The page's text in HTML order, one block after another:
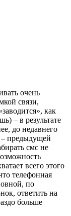
очень
связи,
как
– в результате
до недавнего
– предыдущей
смс не
всего этого
телефонная
по
ответить на
больше